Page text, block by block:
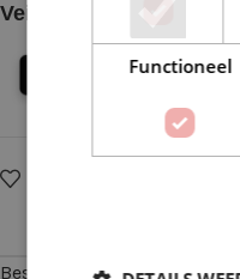
Veilig online betalen
Beschrijving
Functioneel